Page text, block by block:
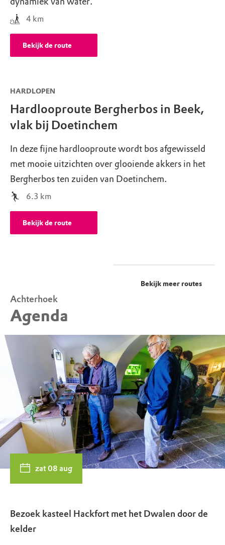
4 km
Bekijk de route
HARDLOPEN
Hardlooproute Bergherbos in Beek,
vlak bij Doetinchem
In deze fijne hardlooproute wordt bos afgewisseld
met mooie uitzichten over glooiende akkers in het
Bergherbos ten zuiden van Doetinchem.
6.3 km
Bekijk de route
Bekijk meer routes
Achterhoek
Agenda
zat 08 aug
Bezoek kasteel Hackfort met het Dwalen door de
kelder